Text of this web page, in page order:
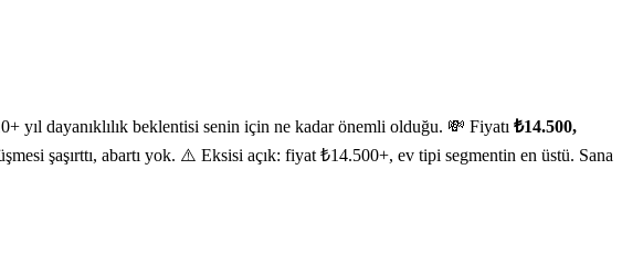
yıl dayanıklılık beklentisi senin için ne kadar önemli olduğu. 💸 Fiyatı ₺14.500,
şaşırttı, abartı yok. ⚠️ Eksisi açık: fiyat ₺14.500+, ev tipi segmentin en üstü. Sana